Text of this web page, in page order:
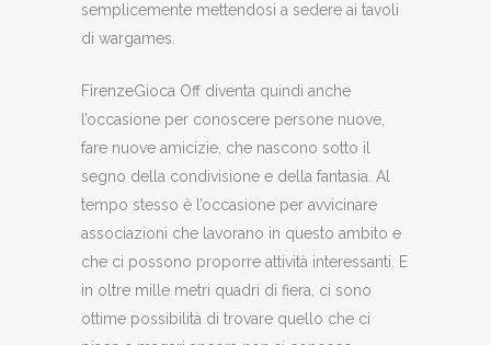
semplicemente mettendosi a sedere ai tavoli
di wargames.
FirenzeGioca Off diventa quindi anche
l’occasione per conoscere persone nuove,
fare nuove amicizie, che nascono sotto il
segno della condivisione e della fantasia. Al
tempo stesso è l’occasione per avvicinare
associazioni che lavorano in questo ambito e
che ci possono proporre attività interessanti. E
in oltre mille metri quadri di fiera, ci sono
ottime possibilità di trovare quello che ci